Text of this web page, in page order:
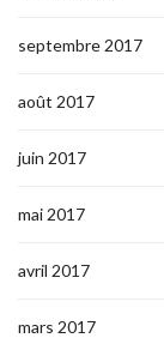
septembre 2017
août 2017
juin 2017
mai 2017
avril 2017
mars 2017